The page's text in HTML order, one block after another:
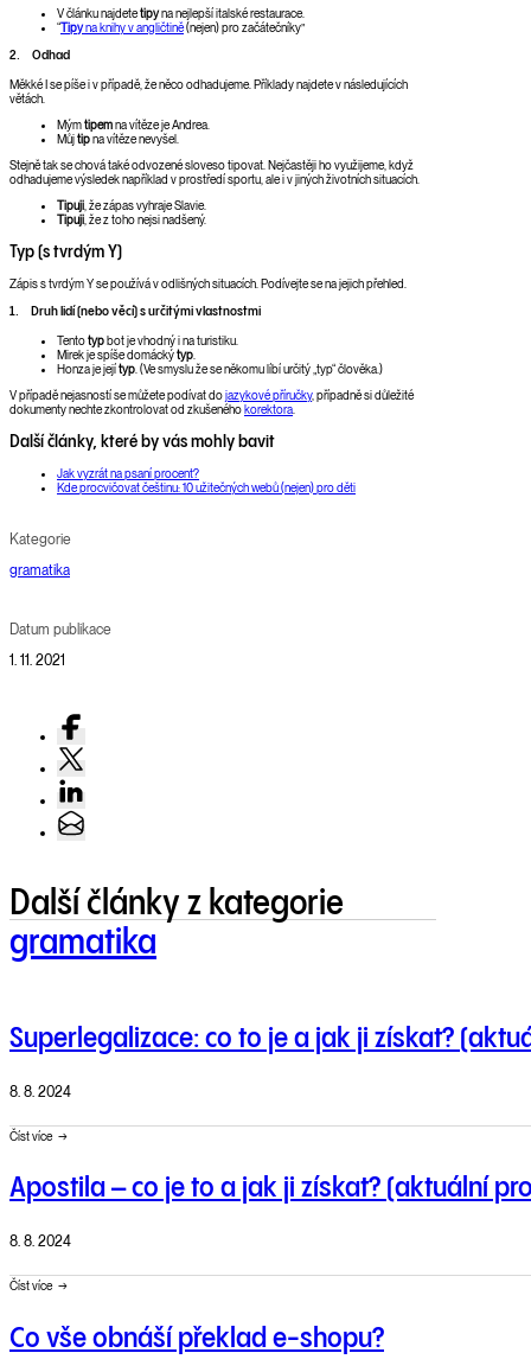
V článku najdetetipyna nejlepší italské restaurace.
“Tipyna knihy v angličtině(nejen) pro začátečníky”
2. Odhad
Měkké I se píše i v případě, že něco odhadujeme. Příklady najdete v následujících
větách.
Mýmtipemna vítěze je Andrea.
Můjtipna vítěze nevyšel.
Stejně tak se chová také odvozené sloveso tipovat. Nejčastěji ho využijeme, když
odhadujeme výsledek například v prostředí sportu, ale i v jiných životních situacích.
Tipuji , že zápas vyhraje Slavie.
Tipuji , že z toho nejsi nadšený.
Typ (s tvrdým Y)
Zápis s tvrdým Y se používá v odlišných situacích. Podívejte se na jejich přehled.
1. Druh lidí (nebo věcí) s určitými vlastnostmi
Tentotyp bot je vhodný i na turistiku.
Mirek je spíše domáckýtyp.
Honza je jejítyp. (Ve smyslu že se někomu líbí určitý „typ“ člověka.)
V případě nejasností se můžete podívat dojazykové příručky, případně si důležité
dokumenty nechte zkontrolovat od zkušeného korektora.
Další články, které by vás mohly bavit
Jak vyzrát na psaní procent?
Kde procvičovat češtinu: 10 užitečných webů (nejen) pro děti
Kategorie
gramatika
Datum publikace
1. 11. 2021
Další články z kategorie
gramatika
Superlegalizace: co to je a jak ji získat?
8. 8. 2024
Číst více
Apostila – co je to a jak ji získat? (aktuální
8. 8. 2024
Číst více
Co vše obnáší překlad e-shopu?